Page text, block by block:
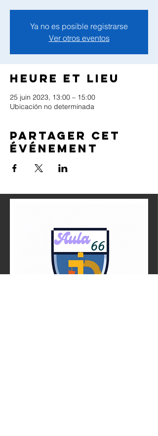
Ya no es posible registrarse
Ver otros eventos
Heure et lieu
25 juin 2023, 13:00 – 15:00
Ubicación no determinada
Partager cet
événement